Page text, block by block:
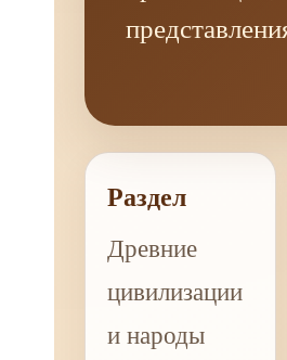
Раздел
Древние
цивилизации
и народы